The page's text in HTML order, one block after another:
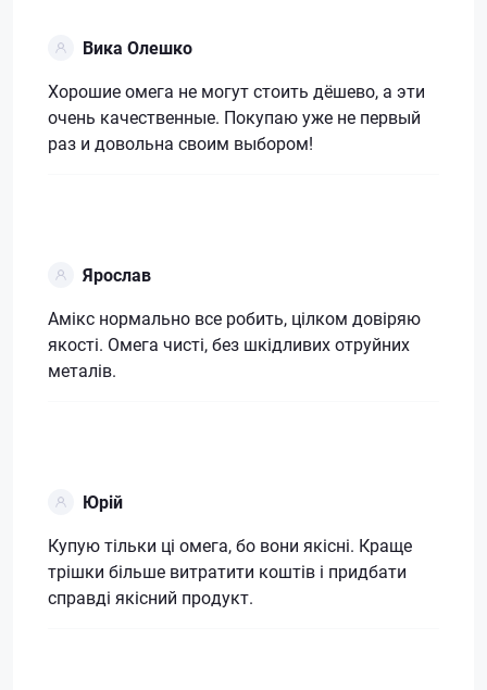
Вика Олешко
Хорошие омега не могут стоить дёшево, а эти
очень качественные. Покупаю уже не первый
раз и довольна своим выбором!
Ярослав
Амікс нормально все робить, цілком довіряю
якості. Омега чисті, без шкідливих отруйних
металів.
Юрій
Купую тільки ці омега, бо вони якісні. Краще
трішки більше витратити коштів і придбати
справді якісний продукт.